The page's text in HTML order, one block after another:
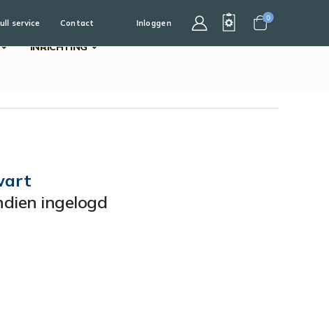
service Contact Inloggen
Cart
0
INRICHTING
ingelogd